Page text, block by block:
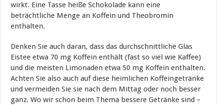
wirkt. Eine Tasse heiße Schokolade kann eine
beträchtliche Menge an Koffein und Theobromin
enthalten.
Denken Sie auch daran, dass das durchschnittliche Glas
Eistee etwa 70 mg Koffein enthält (fast so viel wie Kaffee)
und die meisten Limonaden etwa 50 mg Koffein enthalten.
Achten Sie also auch auf diese heimlichen Koffeingetränke
und vermeiden Sie sie nach dem Mittag oder noch besser
ganz. Wo wir schon beim Thema bessere Getränke sind –